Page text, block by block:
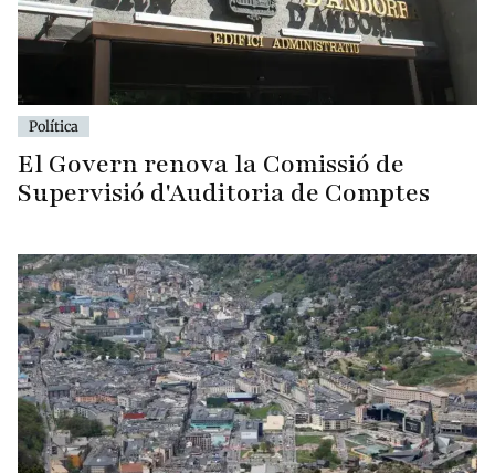
Política
El Govern renova la Comissió de
Supervisió d'Auditoria de Comptes